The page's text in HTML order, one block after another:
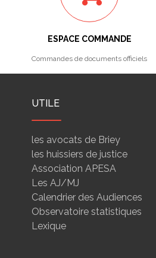
ESPACE COMMANDE
Commandes de documents officiels
UTILE
les avocats de Briey
les huissiers de justice
Association APESA
Les AJ/MJ
Calendrier des Audiences
Observatoire statistiques
Lexique